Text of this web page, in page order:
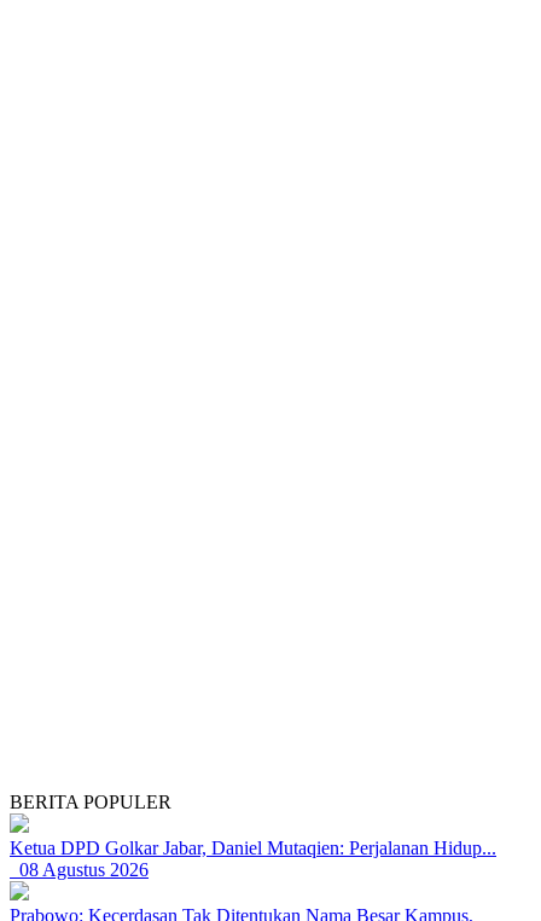
BERITA POPULER
Ketua DPD Golkar Jabar, Daniel Mutaqien: Perjalanan Hidup...
08 Agustus 2026
Prabowo: Kecerdasan Tak Ditentukan Nama Besar Kampus,